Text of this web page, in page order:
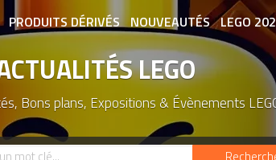
PRODUITS DÉRIVÉS NOUVEAUTÉS LEGO
ASSOCIATIONS DE FANS
LEGO
Bons plans, Expositions & Évènements